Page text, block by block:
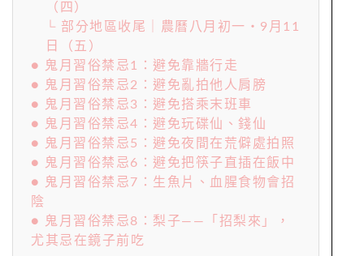
（四）
└ 部分地區收尾｜農曆八月初一‧9月11
日（五）
● 鬼月習俗禁忌1：避免靠牆行走
● 鬼月習俗禁忌2：避免亂拍他人肩膀
● 鬼月習俗禁忌3：避免搭乘末班車
● 鬼月習俗禁忌4：避免玩碟仙、錢仙
● 鬼月習俗禁忌5：避免夜間在荒僻處拍照
● 鬼月習俗禁忌6：避免把筷子直插在飯中
● 鬼月習俗禁忌7：生魚片、血腥食物會招
陰
● 鬼月習俗禁忌8：梨子——「招梨來」，
尤其忌在鏡子前吃